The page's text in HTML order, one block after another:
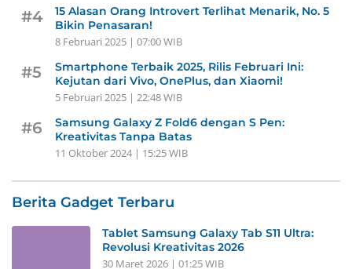
#4
15 Alasan Orang Introvert Terlihat Menarik, No. 5
Bikin Penasaran!
8 Februari 2025 | 07:00 WIB
#5
Smartphone Terbaik 2025, Rilis Februari Ini:
Kejutan dari Vivo, OnePlus, dan Xiaomi!
5 Februari 2025 | 22:48 WIB
#6
Samsung Galaxy Z Fold6 dengan S Pen:
Kreativitas Tanpa Batas
11 Oktober 2024 | 15:25 WIB
Berita Gadget Terbaru
Tablet Samsung Galaxy Tab S11 Ultra:
Revolusi Kreativitas 2026
30 Maret 2026 | 01:25 WIB